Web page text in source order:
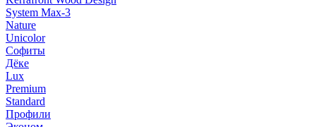
System Max-3
Nature
Unicolor
Софиты
Дёке
Lux
Premium
Standard
Профили